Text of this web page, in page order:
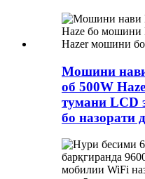
Мошини
об 500W
тумани LCD
бо назорати